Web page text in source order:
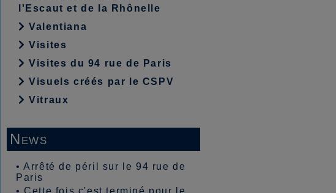
l'Escaut et de la Rhônelle
Valentiana
Visites
Visites du 94 rue de Paris
Visuels créés par le CSPV
Vitraux
News
•Arrêté de péril sur le 94 rue de
Paris
• Cette fois c'est terminé pour le